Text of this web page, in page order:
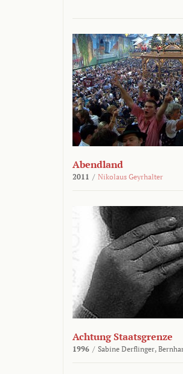
Abendland
2011 / Nikolaus Geyrhalter
Achtung Staatsgrenze
1996 / Sabine Derflinger,